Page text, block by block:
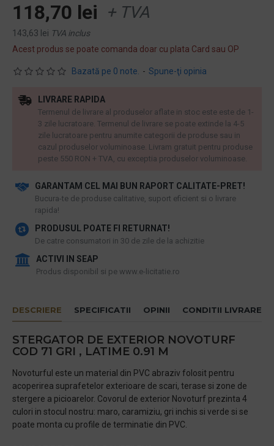
Bazată pe 0 note. - Spune-ţi opinia
118,70 lei + TVA
143,63 lei TVA inclus
Acest produs se poate comanda doar cu plata Card sau OP
GARANTAM CEL MAI BUN RAPORT CALITATE-PRET!
​Bucura-te de produse calitative, suport eficient si o livrare
rapida!
PRODUSUL POATE FI RETURNAT!
De catre consumatori in 30 de zile de la achizitie
ACTIVI IN SEAP
Produs disponibil si pe www.e-licitatie.ro
LIVRARE RAPIDA
Termenul de livrare al produselor aflate in stoc este este de 1-
3 zile lucratoare. Termenul de livrare se poate extinde la 4-5
zile lucratoare pentru anumite categorii de produse sau in
cazul produselor voluminoase. Livram gratuit pentru produse
peste 550 RON + TVA, cu exceptia produselor voluminoase.
DESCRIERE SPECIFICATII OPINII CONDITII LIVRARE
STERGATOR DE EXTERIOR NOVOTURF
COD 71 GRI , LATIME 0.91 M
Novoturful este un material din PVC abraziv folosit pentru
acoperirea suprafetelor exterioare de scari, terase si zone de
stergere a picioarelor. Covorul de exterior Novoturf prezinta 4
culori in stocul nostru: maro, caramiziu, gri inchis si verde si se
poate monta cu profile de terminatie din PVC.